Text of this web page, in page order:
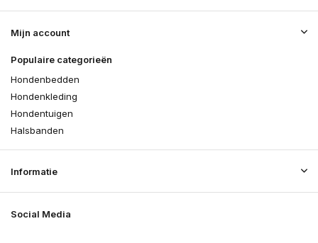
Mijn account
Populaire categorieën
Hondenbedden
Hondenkleding
Hondentuigen
Halsbanden
Informatie
Social Media